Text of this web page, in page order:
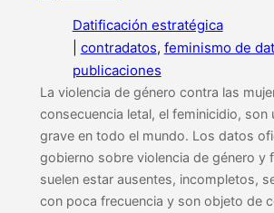
Datificación estratégica
contradatos, feminismo de
publicaciones
La violencia de género contra las
consecuencia letal, el feminicidio, son
grave en todo el mundo. Los datos
gobierno sobre violencia de género y
suelen estar ausentes, incompletos,
con poca frecuencia y son objeto de